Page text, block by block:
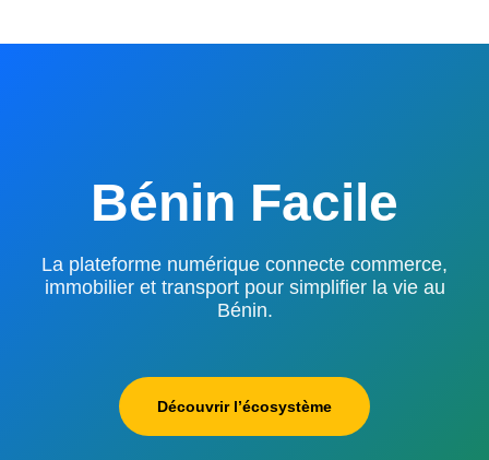
Bénin Facile
La plateforme numérique connecte commerce,
immobilier et transport pour simplifier la vie au
Bénin.
Découvrir l’écosystème